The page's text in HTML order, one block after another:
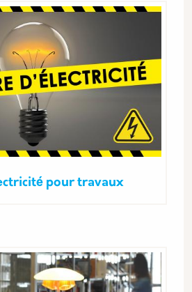
pour travaux